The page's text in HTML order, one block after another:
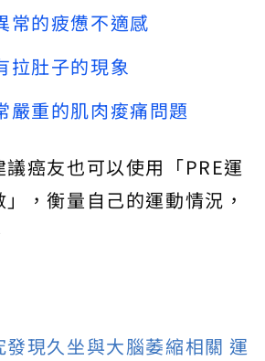
常的疲憊不適感
拉肚子的現象
嚴重的肌肉痠痛問題
癌友也可以使用「PRE運
，衡量自己的運動情況，
現久坐與大腦萎縮相關 運